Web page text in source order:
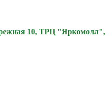
10, ТРЦ "Яркомолл",